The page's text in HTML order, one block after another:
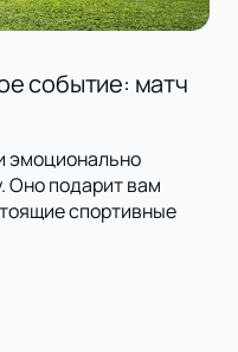
событие: матч
эмоционально
Оно подарит вам
спортивные